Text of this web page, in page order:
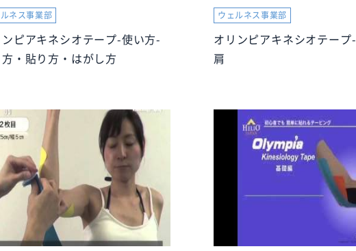
ネス事業部
ンピアキネシオテープ-使い方-
・貼り方・はがし方
ウェルネス事業部
オリンピアキネシオテープ
肩